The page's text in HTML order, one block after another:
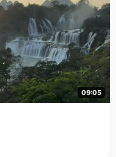
09:05